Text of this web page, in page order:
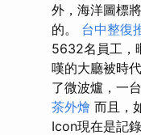
外，海洋圖標
的。 台中整復
5632名員工，
嘆的大廳被時
了微波爐，一
茶外燴 而且，
Icon現在是記